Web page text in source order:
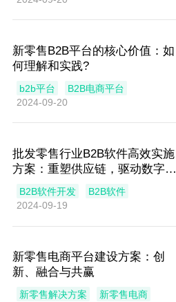
新零售B2B平台的核心价值：如
何理解和实践?
b2b平台
B2B电商平台
2024-09-20
批发零售行业B2B软件高效实施
方案：重塑供应链，驱动数字化
B2B软件开发
B2B软件
2024-09-19
新零售电商平台建设方案：创
新、融合与共赢
新零售解决方案
新零售电商